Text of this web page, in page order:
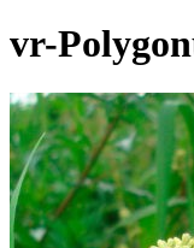
vr-